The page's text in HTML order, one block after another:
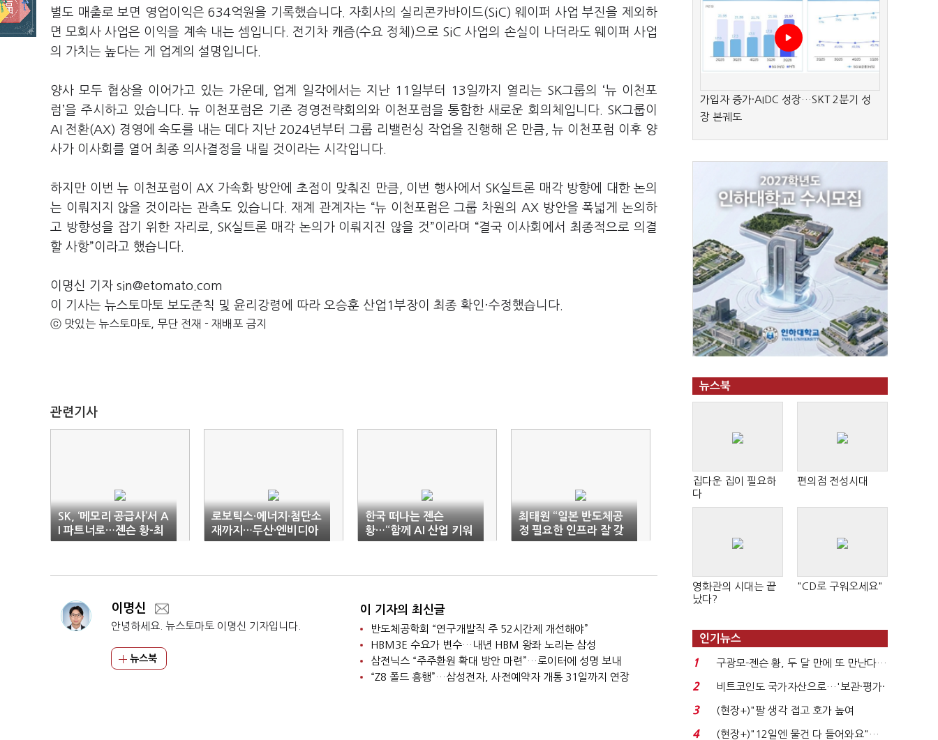
별도 매출로 보면 영업이익은 634억원을 기록했습니다. 자회사의 실리콘카바이드(SiC) 웨이퍼 사업 부진을 제외하
면 모회사 사업은 이익을 계속 내는 셈입니다. 전기차 캐즘(수요 정체)으로 SiC 사업의 손실이 나더라도 웨이퍼 사업
의 가치는 높다는 게 업계의 설명입니다.
양사 모두 협상을 이어가고 있는 가운데, 업계 일각에서는 지난 11일부터 13일까지 열리는 SK그룹의 ‘뉴 이천포
럼’을 주시하고 있습니다. 뉴 이천포럼은 기존 경영전략회의와 이천포럼을 통합한 새로운 회의체입니다. SK그룹이
AI 전환(AX) 경영에 속도를 내는 데다 지난 2024년부터 그룹 리밸런싱 작업을 진행해 온 만큼, 뉴 이천포럼 이후 양
사가 이사회를 열어 최종 의사결정을 내릴 것이라는 시각입니다.
하지만 이번 뉴 이천포럼이 AX 가속화 방안에 초점이 맞춰진 만큼, 이번 행사에서 SK실트론 매각 방향에 대한 논의
는 이뤄지지 않을 것이라는 관측도 있습니다. 재계 관계자는 “뉴 이천포럼은 그룹 차원의 AX 방안을 폭넓게 논의하
고 방향성을 잡기 위한 자리로, SK실트론 매각 논의가 이뤄지진 않을 것”이라며 “결국 이사회에서 최종적으로 의결
할 사항”이라고 했습니다.
이명신 기자 sin@etomato.com
이 기사는 뉴스토마토 보도준칙 및 윤리강령에 따라 오승훈 산업1부장이 최종 확인·수정했습니다.
ⓒ 맛있는 뉴스토마토, 무단 전재 - 재배포 금지
관련기사
SK, ‘메모리 공급사’서 A
I 파트너로…젠슨 황-최
태원 밀월 강화
로보틱스·에너지·첨단소
재까지…두산·엔비디아
‘AI 동맹’
한국 떠나는 젠슨
황…“함께 AI 산업 키워
나갈 것”
최태원 “일본 반도체공
정 필요한 인프라 잘 갖
춰”
이명신
안녕하세요. 뉴스토마토 이명신 기자입니다.
뉴스북
이 기자의 최신글
반도체공학회 “연구개발직 주 52시간제 개선해야”
HBM3E 수요가 변수…내년 HBM 왕좌 노리는 삼성
삼전닉스 “주주환원 확대 방안 마련”…로이터에 성명 보내
“Z8 폴드 흥행”…삼성전자, 사전예약자 개통 31일까지 연장
가입자 증가·AIDC 성장…SKT 2분기 성
장 본궤도
뉴스북
집다운 집이 필요하
다
편의점 전성시대
영화관의 시대는 끝
났다?
"CD로 구워오세요"
인기뉴스
1
구광모-젠슨 황, 두 달 만에 또 만난다…
로봇·AI 등 논...
2
비트코인도 국가자산으로…'보관·평가·
처분' 기준은 ...
3
(현장+)"팔 생각 접고 호가 높여
요"…'덜 똘똘한 한 채' 20...
4
(현장+)"12일엔 물건 다 들어와요"…